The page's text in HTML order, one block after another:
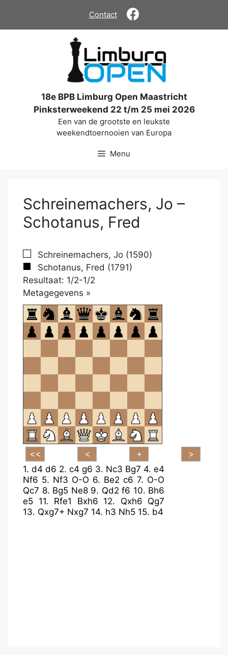
de
Contact
18e BPB Limburg Open Maastricht
Pinksterweekend 22 t/m 25 mei 2026
Een van de grootste en leukste
weekendtoernooien van Europa
Menu
Schreinemachers, Jo –
Schotanus, Fred
Schreinemachers, Jo (1590)
Schotanus, Fred (1791)
Resultaat: 1/2-1/2
Metagegevens »
om
te
openen.
1. d4 d6 2. c4 g6 3. Nc3 Bg7 4. e4
Nf6 5. Nf3 O-O 6. Be2 c6 7. O-O
Qc7 8. Bg5 Ne8 9. Qd2 f6 10. Bh6
e5 11. Rfe1 Bxh6 12. Qxh6 Qg7
13. Qxg7+ Nxg7 14. h3 Nh5 15. b4